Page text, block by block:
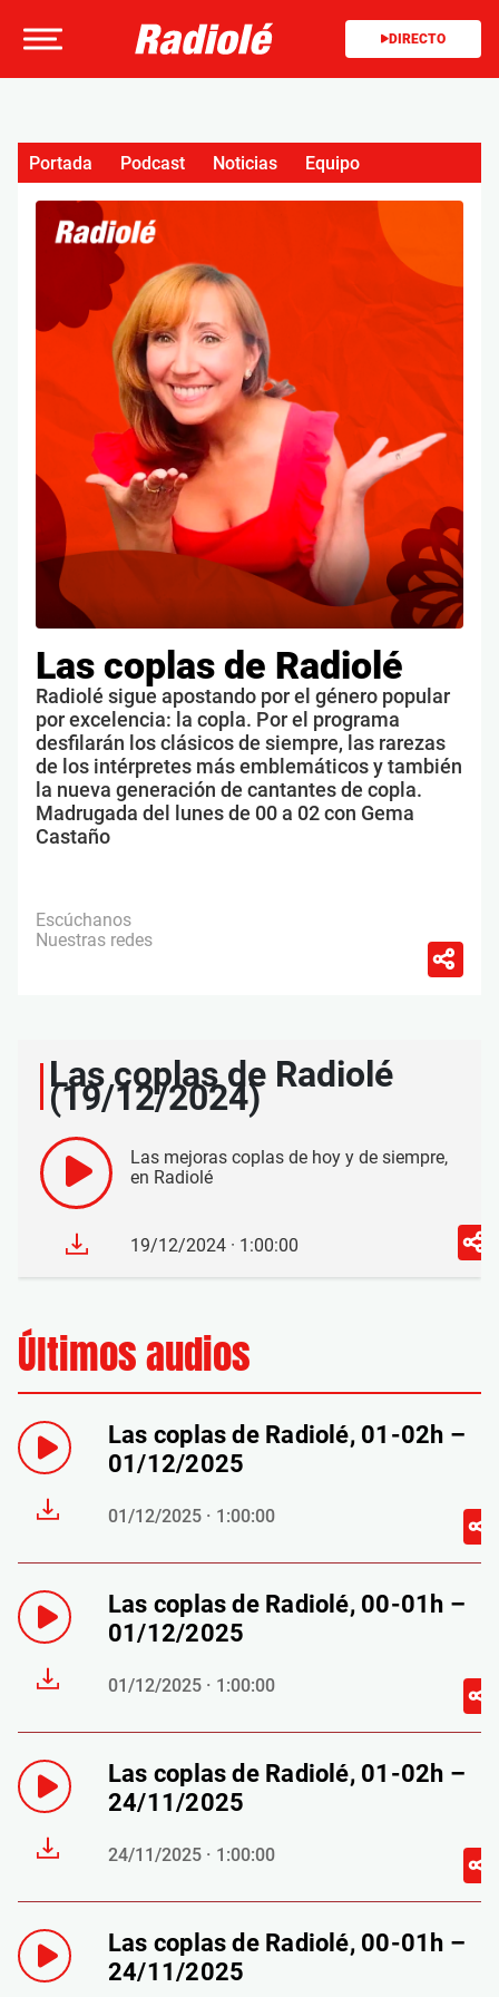
DIRECTO
Las coplas de Radiolé
Radiolé sigue apostando por el género popular
por excelencia: la copla. Por el programa
desfilarán los clásicos de siempre, las rarezas
de los intérpretes más emblemáticos y también
la nueva generación de cantantes de copla.
Madrugada del lunes de 00 a 02 con Gema
Castaño
Escúchanos
Nuestras redes
Portada Podcast Noticias Equipo
Las coplas de Radiolé
(19/12/2024)
Las mejoras coplas de hoy y de siempre,
en Radiolé
19/12/2024 · 1:00:00
Últimos audios
Las coplas de Radiolé, 01-02h –
01/12/2025
01/12/2025 · 1:00:00
Las coplas de Radiolé, 00-01h –
01/12/2025
01/12/2025 · 1:00:00
Las coplas de Radiolé, 01-02h –
24/11/2025
24/11/2025 · 1:00:00
Las coplas de Radiolé, 00-01h –
24/11/2025